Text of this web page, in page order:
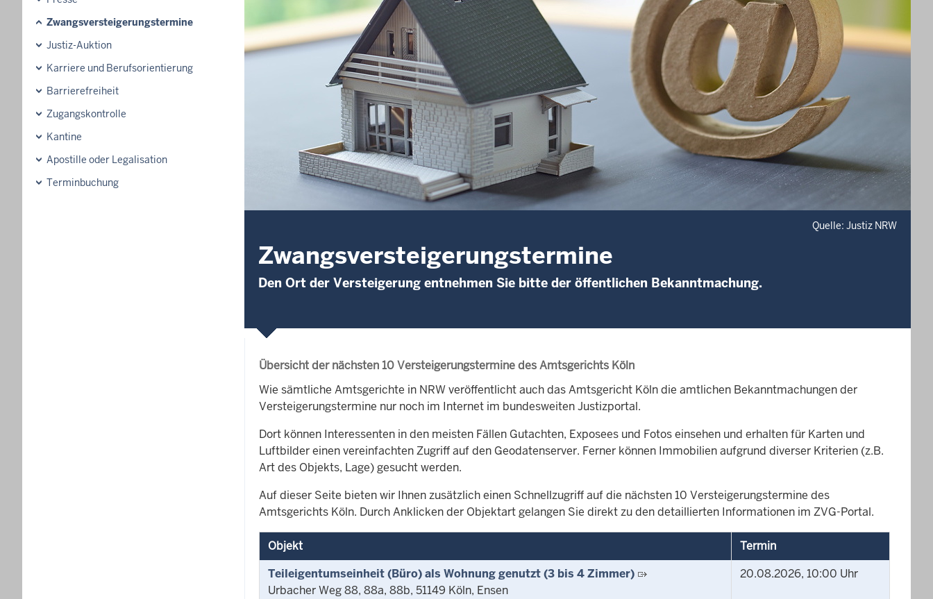
Zwangsversteigerungs­termine
Justiz-Auktion
Karriere und Berufsorientierung
Barrierefreiheit
Zugangskontrolle
Kantine
Apostille oder Legalisation
Terminbuchung
Quelle: Justiz NRW
Zwangsversteigerungs­termine
Den Ort der Versteigerung entnehmen Sie bitte der öffentlichen Bekanntmachung.
Übersicht der nächsten 10 Versteigerungstermine des Amtsgerichts Köln
Wie sämtliche Amtsgerichte in NRW veröffentlicht auch das Amtsgericht Köln die amtlichen Bekanntmachungen der
Versteigerungstermine nur noch im Internet im bundesweiten Justizportal.
Dort können Interessenten in den meisten Fällen Gutachten, Exposees und Fotos einsehen und erhalten für Karten und
Luftbilder einen vereinfachten Zugriff auf den Geodatenserver. Ferner können Immobilien aufgrund diverser Kriterien (z.B.
Art des Objekts, Lage) gesucht werden.
Auf dieser Seite bieten wir Ihnen zusätzlich einen Schnellzugriff auf die nächsten 10 Versteigerungstermine des
Amtsgerichts Köln. Durch Anklicken der Objektart gelangen Sie direkt zu den detaillierten Informationen im ZVG-Portal.
Objekt
Termin
Teileigentumseinheit (Büro) als Wohnung genutzt (3 bis 4 Zimmer)
Urbacher Weg 88, 88a, 88b, 51149 Köln, Ensen
20.08.2026, 10:00 Uhr